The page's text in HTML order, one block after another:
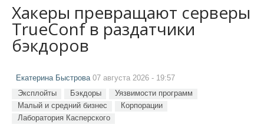
Хакеры превращают серверы
TrueConf в раздатчики
бэкдоров
Екатерина Быстрова 07 августа 2026 - 19:57
Эксплойты Бэкдоры
Уязвимости программ
Малый и средний бизнес
Корпорации
Лаборатория Касперского